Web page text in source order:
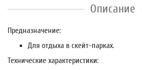
Описание
Предназначение:
Для отдыха в скейт-парках.
Технические характеристики: